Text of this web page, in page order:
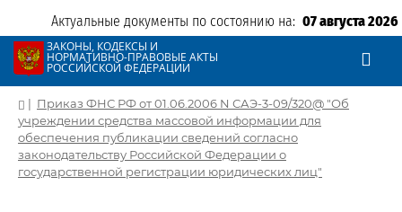
Актуальные документы по состоянию на: 07 августа 2026
ЗАКОНЫ, КОДЕКСЫ И
НОРМАТИВНО-ПРАВОВЫЕ АКТЫ
РОССИЙСКОЙ ФЕДЕРАЦИИ
| Приказ ФНС РФ от 01.06.2006 N САЭ-3-09/320@ "Об
учреждении средства массовой информации для
обеспечения публикации сведений согласно
законодательству Российской Федерации о
государственной регистрации юридических лиц"